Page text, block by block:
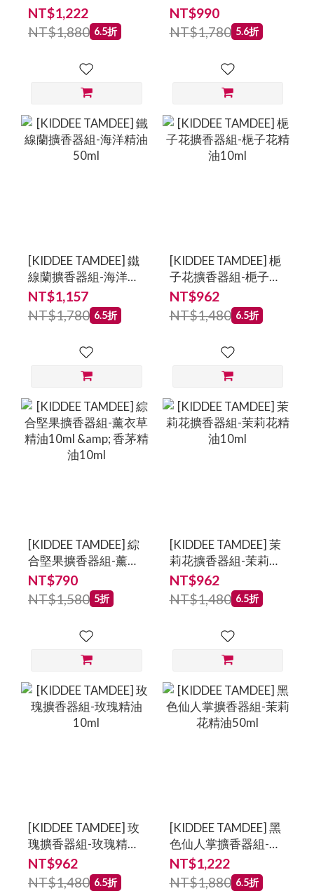
衣草精油50ml
NT$1,222
NT$1,880 6.5折
乃馨精油10ml
NT$990
NT$1,780 5.6折
[KIDDEE TAMDEE] 鐵
線蘭擴香器組-海洋精
油50ml
NT$1,157
NT$1,780 6.5折
[KIDDEE TAMDEE] 梔
子花擴香器組-梔子花
精油10ml
NT$962
NT$1,480 6.5折
[KIDDEE TAMDEE] 綜
合堅果擴香器組-薰衣
草精油10ml & 香茅精
油10ml
NT$790
NT$1,580 5折
[KIDDEE TAMDEE] 茉
莉花擴香器組-茉莉花
精油10ml
NT$962
NT$1,480 6.5折
[KIDDEE TAMDEE] 玫
瑰擴香器組-玫瑰精油
10ml
NT$962
NT$1,480 6.5折
[KIDDEE TAMDEE] 黑
色仙人掌擴香器組-茉
莉花精油50ml
NT$1,222
NT$1,880 6.5折